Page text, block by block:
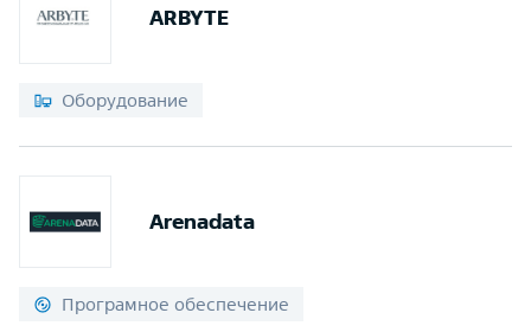
ARBYTE
Оборудование
Arenadata
Програмное обеспечение